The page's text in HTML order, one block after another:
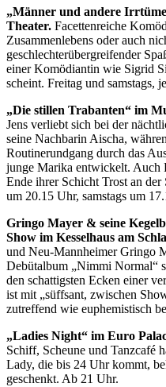
„Männer und andere
Theater. Facettenreiche
Zusammenlebens oder auch
geschlechterübergreifender
einer Komödiantin wie Sigrid
scheint. Freitag und samstags,
„Die stillen Trabanten“ im
Jens verliebt sich bei der
seine Nachbarin Aischa,
Routinerundgang durch das
junge Marika entwickelt. Auch
Ende ihrer Schicht Trost an
um 20.15 Uhr, samstags um
Gringo Mayer & seine
Show im Kesselhaus am
und Neu-Mannheimer Gringo
Debütalbum „Nimmi Normal“
den schattigsten Ecken einer
ist mit „süffsant, zwischen
zutreffend wie euphemistisch
„Ladies Night“ im Euro
Schiff, Scheune und Tanzcafé
Lady, die bis 24 Uhr kommt,
geschenkt. Ab 21 Uhr.